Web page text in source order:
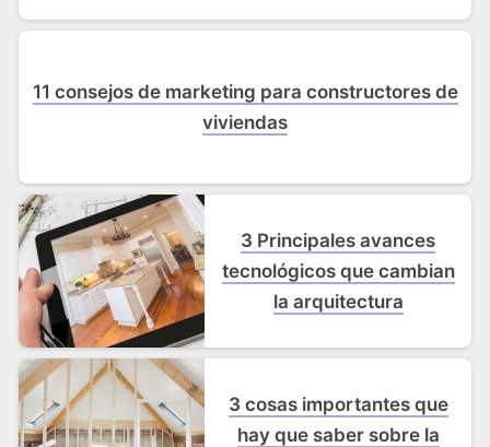
11 consejos de marketing para constructores de
viviendas
3 Principales avances
tecnológicos que cambian
la arquitectura
3 cosas importantes que
hay que saber sobre la